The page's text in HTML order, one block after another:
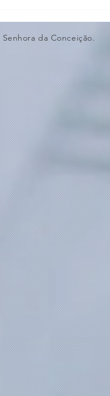
ao Dia dos
da Conceição.